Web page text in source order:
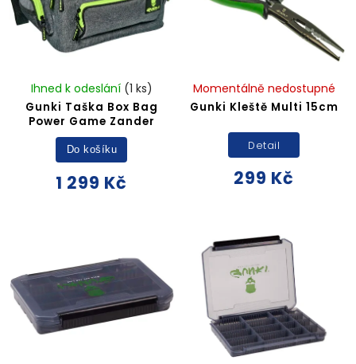
Gunki Taška Box Bag
Power Game Zander
Ihned k odeslání (1 ks)
1 299 Kč
Do košíku
Gunki Kleště Multi 15cm
Momentálně nedostupné
299 Kč
Detail